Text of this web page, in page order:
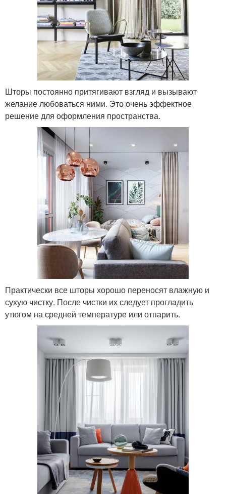
Шторы постоянно притягивают взгляд и вызывают
желание любоваться ними. Это очень эффектное
решение для оформления пространства.
Практически все шторы хорошо переносят влажную и
сухую чистку. После чистки их следует прогладить
утюгом на средней температуре или отпарить.